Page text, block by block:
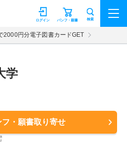
パンフ・願書
ログイン 検索
2000円分電子図書カードGET
学
フ・願書取り寄せ